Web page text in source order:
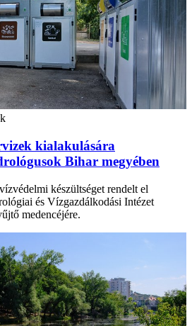
kialakulására
Bihar megyében
készültséget rendelt el
és Vízgazdálkodási Intézet
medencéjére.